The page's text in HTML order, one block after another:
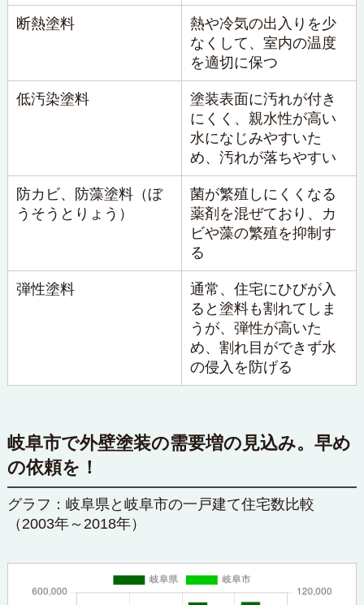
断熱塗料
熱や冷気の出入りを少
なくして、室内の温度
を適切に保つ
低汚染塗料
塗装表面に汚れが付き
にくく、親水性が高い
水になじみやすいた
め、汚れが落ちやすい
防カビ、防藻塗料（ぼ
うそうとりょう）
菌が繁殖しにくくなる
薬剤を混ぜており、カ
ビや藻の繁殖を抑制す
る
弾性塗料
通常、住宅にひびが入
ると塗料も割れてしま
うが、弾性が高いた
め、割れ目ができず水
の侵入を防げる
岐阜市で外壁塗装の需要増の見込み。早め
の依頼を！
グラフ：岐阜県と岐阜市の一戸建て住宅数比較
（2003年～2018年）